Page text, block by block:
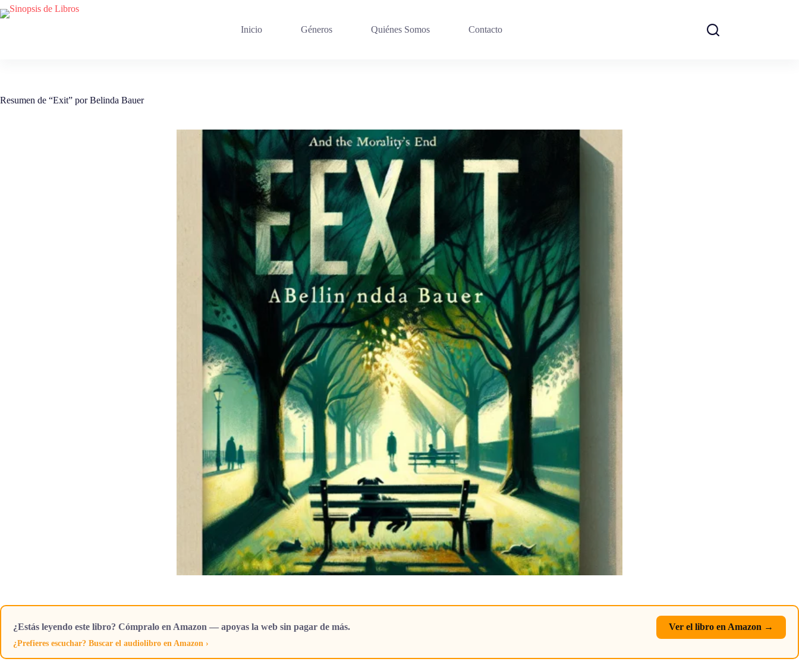
Saltar
al
Inicio Géneros Quiénes Somos Contacto
Resumen de “Exit” por Belinda Bauer
¿Estás leyendo este libro? Cómpralo en Amazon — apoyas la web sin pagar de más. Ver el libro en Amazon →
¿Prefieres escuchar? Buscar el audiolibro en Amazon ›